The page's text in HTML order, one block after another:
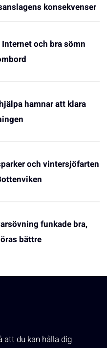
konsekvenser
och bra sömn
hamnar att klara
och vintersjöfarten
funkade bra,
bättre
du kan hålla dig